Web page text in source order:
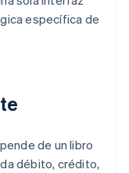
específica de
de un libro
débito, crédito,